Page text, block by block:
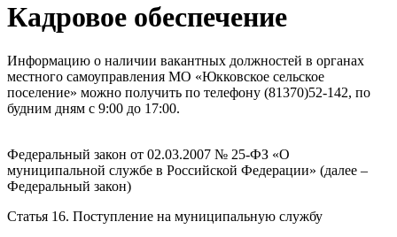
Кадровое обеспечение
Информацию о наличии вакантных должностей в органах
местного самоуправления МО «Юкковское сельское
поселение» можно получить по телефону (81370)52-142, по
будним дням с 9:00 до 17:00.
Федеральный закон от 02.03.2007 № 25-ФЗ «О
муниципальной службе в Российской Федерации» (далее –
Федеральный закон)
Статья 16. Поступление на муниципальную службу